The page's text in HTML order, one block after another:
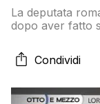
La deputata
dopo aver fatto
Condividi